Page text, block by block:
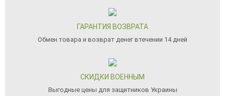
ГАРАНТИЯ ВОЗВРАТА
Обмен товара и возврат денег втечении 14 дней
СКИДКИ ВОЕННЫМ
Выгодные цены для защитников Украины